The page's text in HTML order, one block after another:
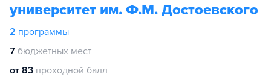
университет им. Ф.М. Достоевского
2 программы
7 бюджетных мест
от 83 проходной балл